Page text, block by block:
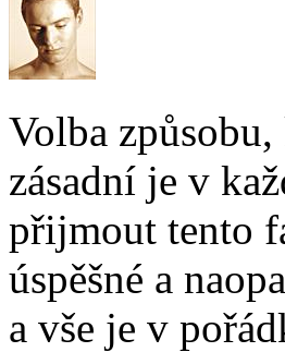
Volba
zásadní je v
přijmout tento
úspěšné a
a vše je v